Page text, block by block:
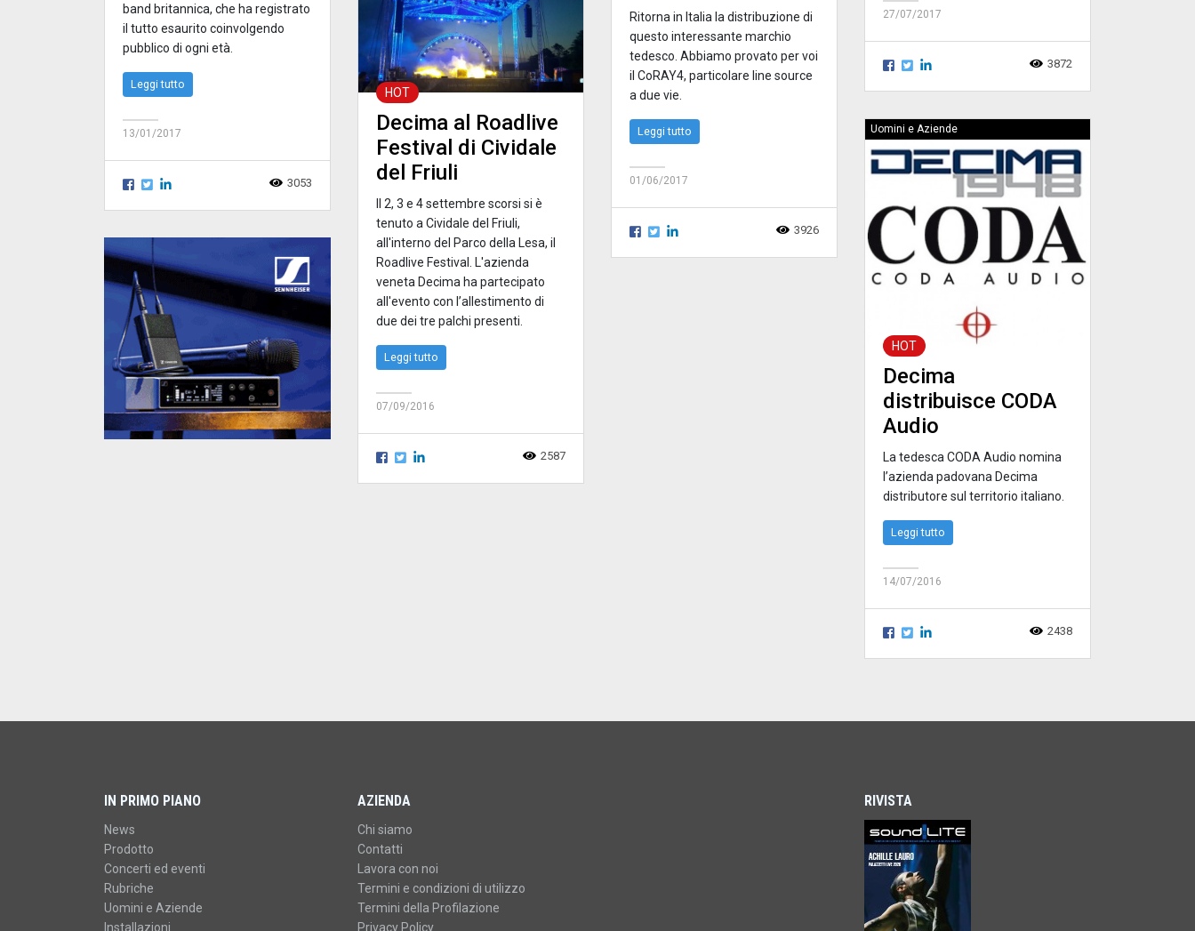
27/07/2017
3872
Ritorna in Italia la distribuzione di
questo interessante marchio
tedesco. Abbiamo provato per voi
il CoRAY4, particolare line source
a due vie.
Leggi tutto
01/06/2017
3926
band britannica, che ha registrato
il tutto esaurito coinvolgendo
pubblico di ogni età.
Leggi tutto
13/01/2017
3053
HOT
Decima al Roadlive
Festival di Cividale
del Friuli
Il 2, 3 e 4 settembre scorsi si è
tenuto a Cividale del Friuli,
all'interno del Parco della Lesa, il
Roadlive Festival. L'azienda
veneta Decima ha partecipato
all'evento con l’allestimento di
due dei tre palchi presenti.
Leggi tutto
07/09/2016
2587
Uomini e Aziende
HOT
Decima
distribuisce CODA
Audio
La tedesca CODA Audio nomina
l’azienda padovana Decima
distributore sul territorio italiano.
Leggi tutto
14/07/2016
2438
IN PRIMO PIANO
News
Prodotto
Concerti ed eventi
Rubriche
Uomini e Aziende
Installazioni
AZIENDA
Chi siamo
Contatti
Lavora con noi
Termini e condizioni di utilizzo
Termini della Profilazione
Privacy Policy
RIVISTA